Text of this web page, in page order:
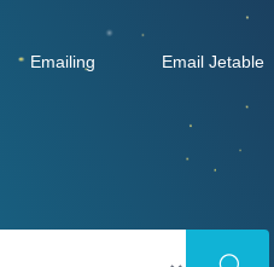
Emailing Email Jetable